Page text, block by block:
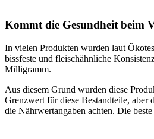
Kommt die Gesundheit beim
In vielen Produkten wurden laut
bissfeste und fleischähnliche
Milligramm.
Aus diesem Grund wurden diese
Grenzwert für diese Bestandteile, aber
die Nährwertangaben achten. Die